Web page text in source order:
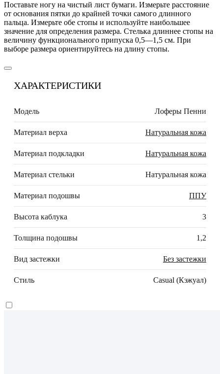
Поставьте ногу на чистый лист бумаги. Измерьте расстояние
от основания пятки до крайней точки самого длинного
пальца. Измерьте обе стопы и используйте наибольшее
значение для определения размера. Стелька длиннее стопы на
величину функционального припуска 0,5—1,5 см. При
выборе размера ориентируйтесь на длину стопы.
ХАРАКТЕРИСТИКИ
Модель Лоферы Пенни
Материал верха Натуральная кожа
Материал подкладки Натуральная кожа
Материал стельки Натуральная кожа
Материал подошвы ППУ
Высота каблука 3
Толщина подошвы 1,2
Вид застежки Без застежки
Стиль Casual (Кэжуал)